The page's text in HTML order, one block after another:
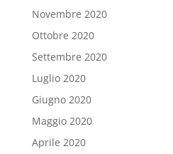
Novembre 2020
Ottobre 2020
Settembre 2020
Luglio 2020
Giugno 2020
Maggio 2020
Aprile 2020